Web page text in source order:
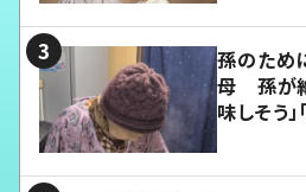
孫のため
母 孫が
味しそう